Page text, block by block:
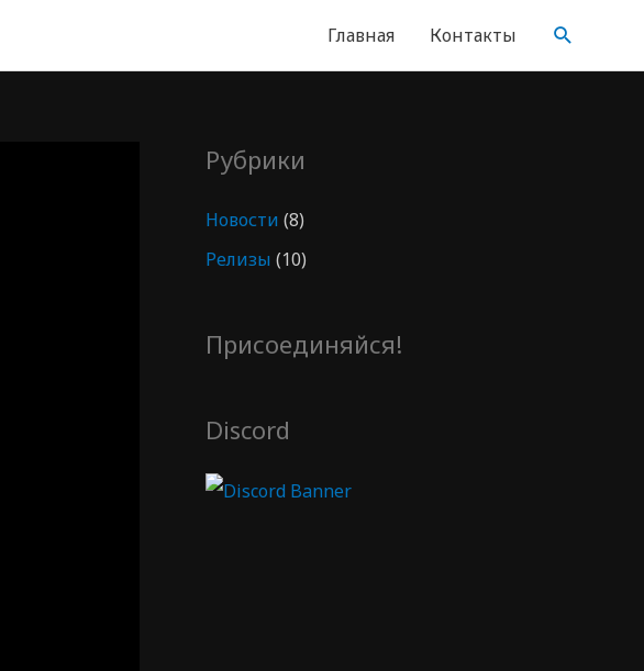
Главная Контакты
Рубрики
Новости (8)
Релизы (10)
Присоединяйся!
Discord